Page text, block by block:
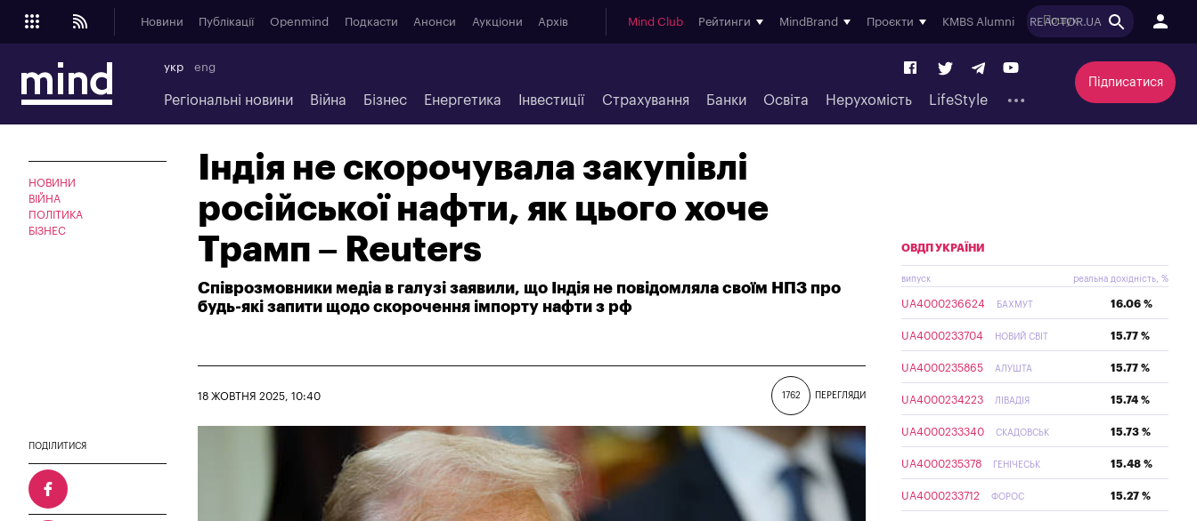
Новини Публікації Openmind Подкасти Анонси Аукціони Архів Mind Club Рейтинги MindBrand Проєкти KMBS Alumni REACTOR.UA
укр eng
Регіональні новини Війна Бізнес Енергетика Інвестиції Страхування Банки Освіта Нерухомість LifeStyle
Підписатися
НОВИНИ
ВІЙНА
ПОЛІТИКА
БІЗНЕС
Індія не скорочувала закупівлі
російської нафти, як цього хоче
Трамп – Reuters
Співрозмовники медіа в галузі заявили, що Індія не повідомляла своїм НПЗ про
будь-які запити щодо скорочення імпорту нафти з рф
1762 ПЕРЕГЛЯДИ
18 ЖОВТНЯ 2025, 10:40
ПОДІЛИТИСЯ
ОВДП УКРАЇНИ
випуск реальна дохідність, %
UA4000236624 БАХМУТ 16.06 %
UA4000233704 НОВИЙ СВІТ 15.77 %
UA4000235865 АЛУШТА 15.77 %
UA4000234223 ЛІВАДІЯ 15.74 %
UA4000233340 СКАДОВСЬК 15.73 %
UA4000235378 ГЕНІЧЕСЬК 15.48 %
UA4000233712 ФОРОС 15.27 %